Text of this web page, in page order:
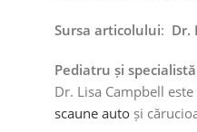
Sursa articolului: Dr.
Pediatru și
Dr. Lisa Campbell
scaune auto și